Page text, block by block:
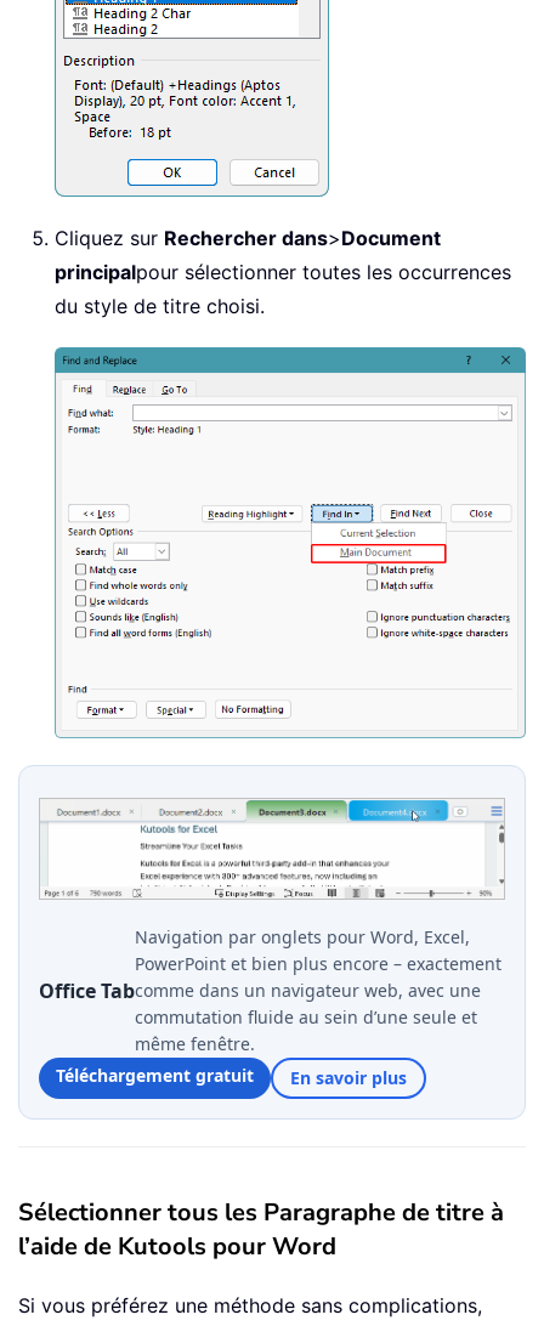
Cliquez sur Rechercher dans>Document
principalpour sélectionner toutes les occurrences
du style de titre choisi.
Office Tab
Navigation par onglets pour Word, Excel,
PowerPoint et bien plus encore – exactement
comme dans un navigateur web, avec une
commutation fluide au sein d’une seule et
même fenêtre.
Téléchargement gratuit
En savoir plus
Sélectionner tous les Paragraphe de titre à
l’aide de Kutools pour Word
Si vous préférez une méthode sans complications,